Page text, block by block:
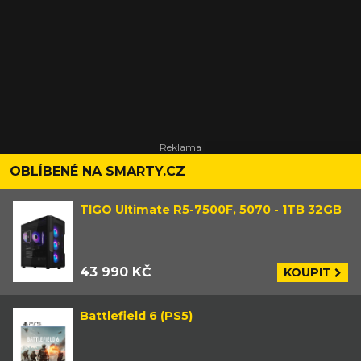
OBLÍBENÉ NA SMARTY.CZ
TIGO Ultimate R5-7500F, 5070 - 1TB 32GB
43 990 KČ KOUPIT
Battlefield 6 (PS5)